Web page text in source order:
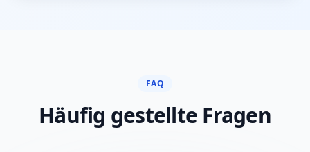
FAQ
Häufig gestellte Fragen